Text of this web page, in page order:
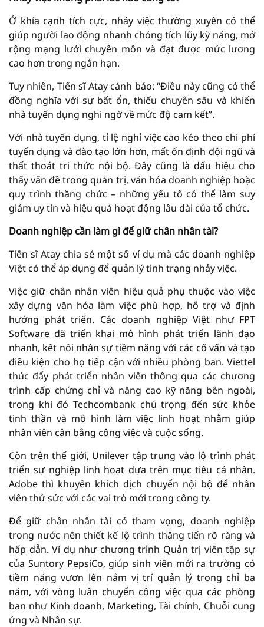
Ở khía cạnh tích cực, nhảy việc thường xuyên có thể
giúp người lao động nhanh chóng tích lũy kỹ năng, mở
rộng mạng lưới chuyên môn và đạt được mức lương
cao hơn trong ngắn hạn.
Tuy nhiên, Tiến sĩ Atay cảnh báo: “Điều này cũng có thể
đồng nghĩa với sự bất ổn, thiếu chuyên sâu và khiến
nhà tuyển dụng nghi ngờ về mức độ cam kết”.
Với nhà tuyển dụng, tỉ lệ nghỉ việc cao kéo theo chi phí
tuyển dụng và đào tạo lớn hơn, mất ổn định đội ngũ và
thất thoát tri thức nội bộ. Đây cũng là dấu hiệu cho
thấy vấn đề trong quản trị, văn hóa doanh nghiệp hoặc
quy trình thăng chức – những yếu tố có thể làm suy
giảm uy tín và hiệu quả hoạt động lâu dài của tổ chức.
Doanh nghiệp cần làm gì để giữ chân nhân tài?
Tiến sĩ Atay chia sẻ một số ví dụ mà các doanh nghiệp
Việt có thể áp dụng để quản lý tình trạng nhảy việc.
Việc giữ chân nhân viên hiệu quả phụ thuộc vào việc
xây dựng văn hóa làm việc phù hợp, hỗ trợ và định
hướng phát triển. Các doanh nghiệp Việt như FPT
Software đã triển khai mô hình phát triển lãnh đạo
nhanh, kết nối nhân sự tiềm năng với các cố vấn và tạo
điều kiện cho họ tiếp cận với nhiều phòng ban. Viettel
thúc đẩy phát triển nhân viên thông qua các chương
trình cấp chứng chỉ và nâng cao kỹ năng bên ngoài,
trong khi đó Techcombank chú trọng đến sức khỏe
tinh thần và mô hình làm việc linh hoạt nhằm giúp
nhân viên cân bằng công việc và cuộc sống.
Còn trên thế giới, Unilever tập trung vào lộ trình phát
triển sự nghiệp linh hoạt dựa trên mục tiêu cá nhân.
Adobe thì khuyến khích dịch chuyển nội bộ để nhân
viên thử sức với các vai trò mới trong công ty.
Để giữ chân nhân tài có tham vọng, doanh nghiệp
trong nước nên thiết kế lộ trình thăng tiến rõ ràng và
hấp dẫn. Ví dụ như chương trình Quản trị viên tập sự
của Suntory PepsiCo, giúp sinh viên mới ra trường có
tiềm năng vươn lên nắm vị trí quản lý trong chỉ ba
năm, với vòng luân chuyển công việc qua các phòng
ban như Kinh doanh, Marketing, Tài chính, Chuỗi cung
ứng và Nhân sự.